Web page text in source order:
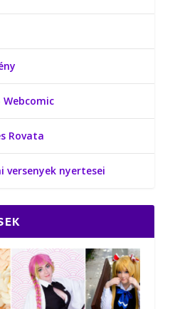
Webcomic
Rovata
versenyek nyertesei